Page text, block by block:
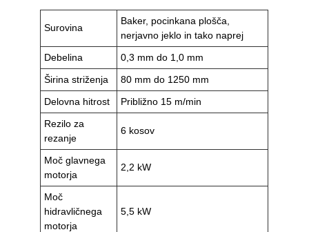
Surovina
Baker, pocinkana plošča,
nerjavno jeklo in tako naprej
Debelina
0,3 mm do 1,0 mm
Širina striženja
80 mm do 1250 mm
Delovna hitrost
Približno 15 m/min
Rezilo za
rezanje
6 kosov
Moč glavnega
motorja
2,2 kW
Moč
hidravličnega
motorja
5,5 kW